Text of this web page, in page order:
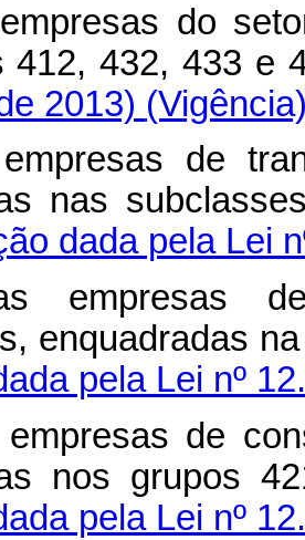
do
412, 432, 433 e
2013)
de
nas
dada pela Lei
de
enquadradas
pela Lei nº
de
nos grupos
pela Lei nº